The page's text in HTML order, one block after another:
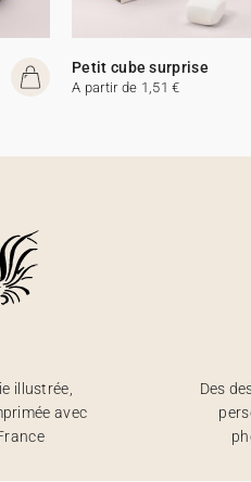
Petit cube surprise
A partir de 1,51 €
illustrée,
avec
Des